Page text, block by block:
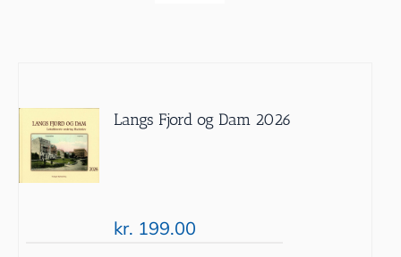
Langs Fjord og Dam 2026
kr. 199.00